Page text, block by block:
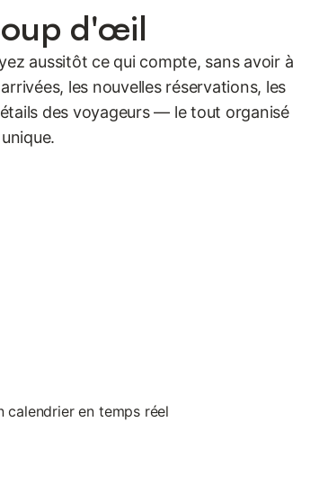
d'œil
aussitôt ce qui compte, sans avoir à
les nouvelles réservations, les
des voyageurs — le tout organisé